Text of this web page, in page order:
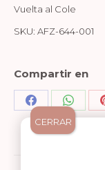
SUBMARINO
cantidad
Vuelta al Cole
SKU: AFZ-644-001
Compartir en
Share
on
Share
on
CERRAR